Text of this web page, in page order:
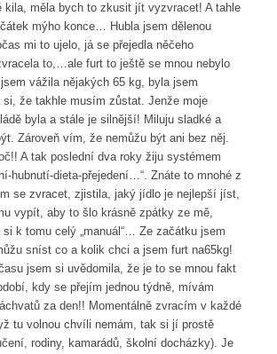
kila, měla bych to zkusit jít vyzvracet! A tahle
mýho konce… Hubla jsem dělenou
mi to ujelo, já se přejedla něčeho
to,…ale furt to ještě se mnou nebylo
vážila nějakých 65 kg, byla jsem
si, že takhle musím zůstat. Jenže moje
byla a stále je silnější! Miluju sladké a
Zároveň vím, že nemůžu být ani bez něj.
A tak poslední dva roky žiju systémem
hubnutí-dieta-přejedení…“. Znáte to mnohé z
se zvracet, zjistila, jaký jídlo je nejlepší jíst,
vypít, aby to šlo krásně zpátky ze mě,
k tomu celý „manuál“… Ze začátku jsem
sníst co a kolik chci a jsem furt na65kg!
jsem si uvědomila, že je to se mnou fakt
kdy se přejím jednou týdně, mívám
za den!! Momentálně zvracím v každé
tu volnou chvíli nemám, tak si jí prostě
rodiny, kamarádů, školní docházky). Je